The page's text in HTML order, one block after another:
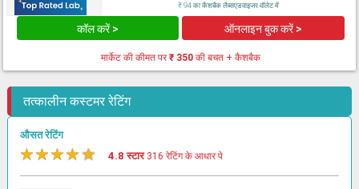
₹ 94 का कैशबैक लैब्सएडवाइजर वॉलेट में
कॉल करें > ऑनलाइन बुक करें >
मार्केट की कीमत पर₹ 350की बचत + कैशबैक
तत्कालीन कस्टमर रेटिंग
औसत रेटिंग
★★★★★ 4.8 स्टार 316 रेटिंग के आधार पे